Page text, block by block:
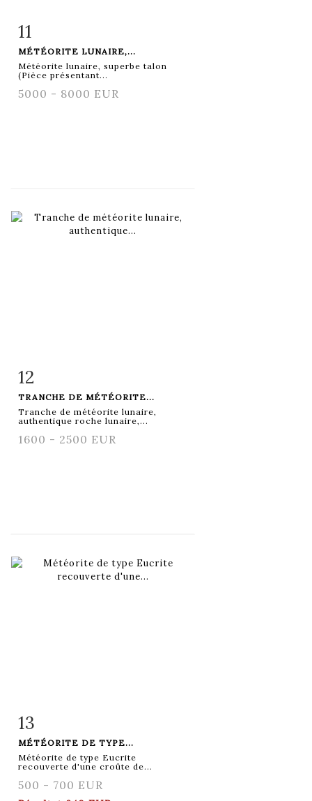
Fiche détaillée
11
MÉTÉORITE LUNAIRE,...
Météorite lunaire, superbe talon
(Pièce présentant...
5000 - 8000 EUR
Fiche détaillée
12
TRANCHE DE MÉTÉORITE...
Tranche de météorite lunaire,
authentique roche lunaire,...
1600 - 2500 EUR
Fiche détaillée
13
MÉTÉORITE DE TYPE...
Météorite de type Eucrite
recouverte d'une croûte de...
500 - 700 EUR